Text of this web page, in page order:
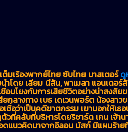
มเรื่องพากย์ไทย ซับไทย มาสเตอร์ดู
โดย เลียม นีสัน, พาเมลา แอนเดอร์
ชื่อมโยงกับการเสียชีวิตอย่างน่าสงสัย
ลางทาง เบธ เดเวนพอร์ต น้องสาว
ชื่อว่าเป็นคดีฆาตกรรม เขาบอกให้เธ
ที่คลับที่บริหารโดยริชาร์ด เคน เจ้าน
ดแนวคิดมาจากอีลอน มัสก์ มีแผนร้าย